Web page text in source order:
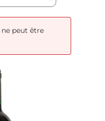
peut être